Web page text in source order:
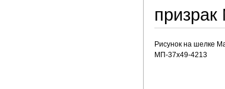
Рисунок на шелке
МП-37х49-4213